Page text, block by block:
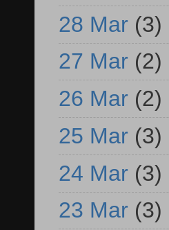
28 Mar (3)
27 Mar (2)
26 Mar (2)
25 Mar (3)
24 Mar (3)
23 Mar (3)